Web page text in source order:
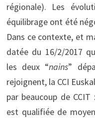
régionale). Les
équilibrage ont été
Dans ce contexte, et
datée du 16/2/2017
les deux “nains”
rejoignent, la CCI
par beaucoup de
est qualifiée de